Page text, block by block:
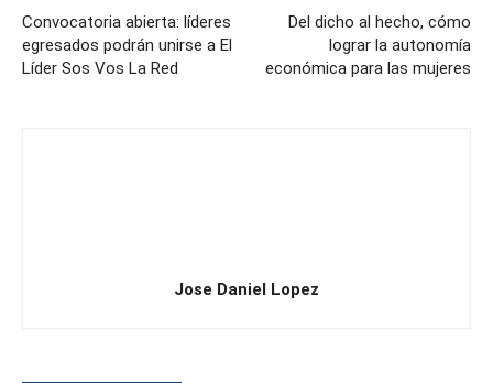
Convocatoria abierta: líderes
egresados podrán unirse a El
Líder Sos Vos La Red
Del dicho al hecho, cómo
lograr la autonomía
económica para las mujeres
Jose Daniel Lopez